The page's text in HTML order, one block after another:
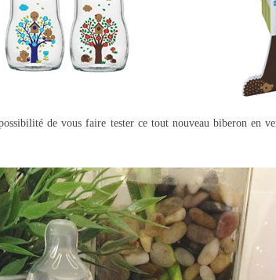
de vous faire tester ce tout nouveau biberon en